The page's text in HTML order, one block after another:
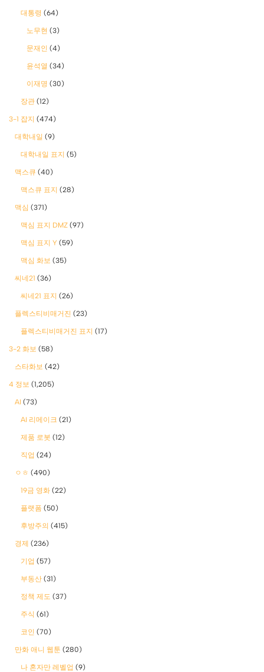
대통령 (64)
노무현 (3)
문재인 (4)
윤석열 (34)
이재명 (30)
장관 (12)
3-1 잡지 (474)
대학내일 (9)
대학내일 표지 (5)
맥스큐 (40)
맥스큐 표지 (28)
맥심 (371)
맥심 표지 DMZ (97)
맥심 표지 Y (59)
맥심 화보 (35)
씨네21 (36)
씨네21 표지 (26)
플렉스티비매거진 (23)
플렉스티비매거진 표지 (17)
3-2 화보 (58)
스타화보 (42)
4 정보 (1,205)
AI (73)
AI 리메이크 (21)
제품 로봇 (12)
직업 (24)
ㅇㅎ (490)
19금 영화 (22)
플랫폼 (50)
후방주의 (415)
경제 (236)
기업 (57)
부동산 (31)
정책 제도 (37)
주식 (61)
코인 (70)
만화 애니 웹툰 (280)
나 혼자만 레벨업 (9)